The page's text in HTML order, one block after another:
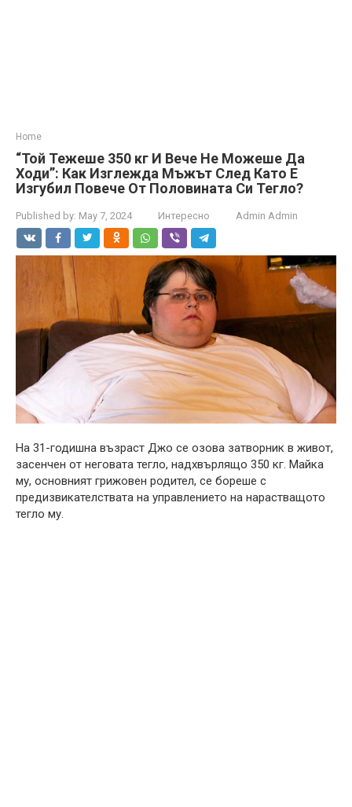
Home
“Той Тежеше 350 кг И Вече Не Можеше Да
Ходи”: Как Изглежда Мъжът След Като Е
Изгубил Повече От Половината Си Тегло?
Published by: May 7, 2024 Интересно Admin Admin
На 31-годишна възраст Джо се озова затворник в живот,
засенчен от неговата тегло, надхвърлящо 350 кг. Майка
му, основният грижовен родител, се бореше с
предизвикателствата на управлението на нарастващото
тегло му.